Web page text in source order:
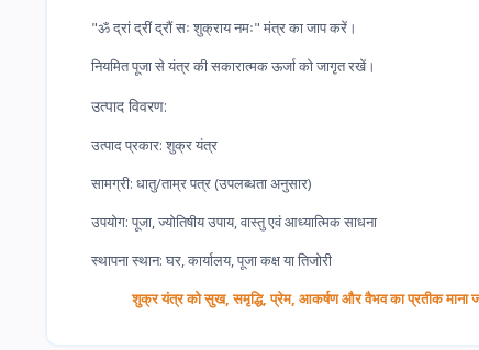
"ॐ द्रां द्रीं द्रौं सः शुक्राय नमः" मंत्र का जाप करें।
नियमित पूजा से यंत्र की सकारात्मक ऊर्जा को जागृत रखें।
उत्पाद विवरण:
उत्पाद प्रकार: शुक्र यंत्र
सामग्री: धातु/ताम्र पत्र (उपलब्धता अनुसार)
उपयोग: पूजा, ज्योतिषीय उपाय, वास्तु एवं आध्यात्मिक साधना
स्थापना स्थान: घर, कार्यालय, पूजा कक्ष या तिजोरी
शुक्र यंत्र को सुख, समृद्धि, प्रेम, आकर्षण और वैभव का प्रतीक माना